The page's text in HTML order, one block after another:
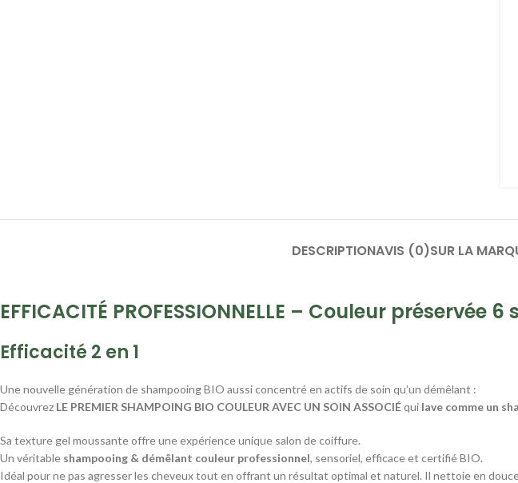
DESCRIPTIONAVIS (0)SUR LA
EFFICACITÉ PROFESSIONNELLE – Couleur préservée
Efficacité 2 en 1
Une nouvelle génération de shampooing BIO aussi concentré en actifs de soin qu’un démêlant :
Découvrez LE PREMIER SHAMPOING BIO COULEUR AVEC UN SOIN ASSOCIÉqui lave comme un
Sa texture gel moussante offre une expérience unique salon de coiffure.
Un véritable shampooing & démêlant couleur professionnel, sensoriel, efficace et certifié BIO.
Idéal pour ne pas agresser les cheveux tout en offrant un résultat optimal et naturel. Il nettoie en